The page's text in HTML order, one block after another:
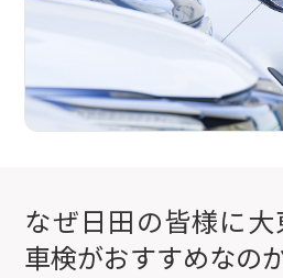
なぜ日田の皆様に
車検がおすすめなの